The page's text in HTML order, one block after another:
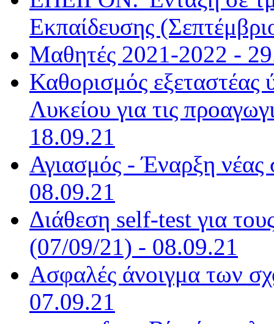
Εκπαίδευσης
Μαθητές 2021-2022 -
Καθορισμός
Λυκείου για τις
18.09.21
Αγιασμός - Έναρξη νέας
08.09.21
Διάθεση self-test για
(07/09/21) - 08.09.21
Ασφαλές άνοιγμα των
07.09.21